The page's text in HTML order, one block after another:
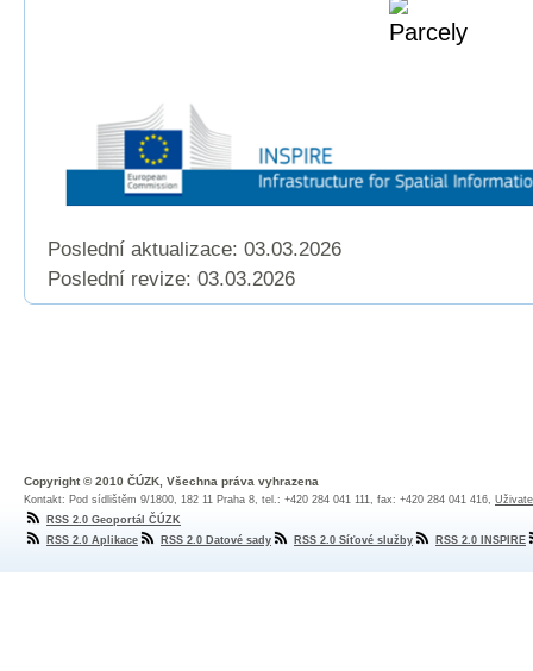
Poslední aktualizace: 03.03.2026
Poslední revize: 03.03.2026
Copyright © 2010 ČÚZK, Všechna práva vyhrazena
Kontakt: Pod sídlištěm 9/1800, 182 11 Praha 8, tel.: +420 284 041 111, fax: +420 284 041 416,
RSS 2.0 Geoportál ČÚZK
RSS 2.0 Aplikace
RSS 2.0 Datové sady RSS 2.0 Síťové služby RSS 2.0 INSPIRE